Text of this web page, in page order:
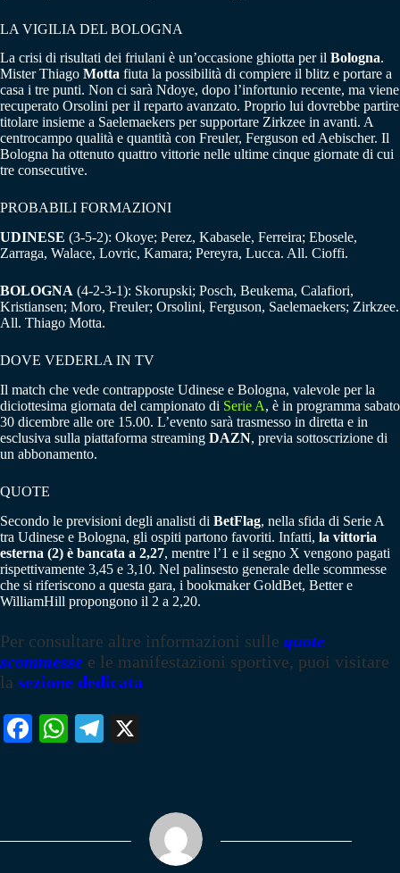
LA VIGILIA DEL BOLOGNA
La crisi di risultati dei friulani è un’occasione ghiotta per il Bologna.
Mister Thiago Motta fiuta la possibilità di compiere il blitz e portare a
casa i tre punti. Non ci sarà Ndoye, dopo l’infortunio recente, ma viene
recuperato Orsolini per il reparto avanzato. Proprio lui dovrebbe partire
titolare insieme a Saelemaekers per supportare Zirkzee in avanti. A
centrocampo qualità e quantità con Freuler, Ferguson ed Aebischer. Il
Bologna ha ottenuto quattro vittorie nelle ultime cinque giornate di cui
tre consecutive.
PROBABILI FORMAZIONI
UDINESE (3-5-2): Okoye; Perez, Kabasele, Ferreira; Ebosele,
Zarraga, Walace, Lovric, Kamara; Pereyra, Lucca. All. Cioffi.
BOLOGNA (4-2-3-1): Skorupski; Posch, Beukema, Calafiori,
Kristiansen; Moro, Freuler; Orsolini, Ferguson, Saelemaekers; Zirkzee.
All. Thiago Motta.
DOVE VEDERLA IN TV
Il match che vede contrapposte Udinese e Bologna, valevole per la
diciottesima giornata del campionato di Serie A, è in programma sabato
30 dicembre alle ore 15.00. L’evento sarà trasmesso in diretta e in
esclusiva sulla piattaforma streaming DAZN, previa sottoscrizione di
un abbonamento.
QUOTE
Secondo le previsioni degli analisti di BetFlag, nella sfida di Serie A
tra Udinese e Bologna, gli ospiti partono favoriti. Infatti, la vittoria
esterna (2) è bancata a 2,27, mentre l’1 e il segno X vengono pagati
rispettivamente 3,45 e 3,10. Nel palinsesto generale delle scommesse
che si riferiscono a questa gara, i bookmaker GoldBet, Better e
WilliamHill propongono il 2 a 2,20.
Per consultare altre informazioni sulle quote
scommesse e le manifestazioni sportive, puoi visitare
la sezione dedicata
Fa W
pp
Te
m